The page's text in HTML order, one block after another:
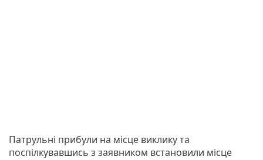
Патрульні прибули на місце виклику та
поспілкувавшись з заявником встановили місце